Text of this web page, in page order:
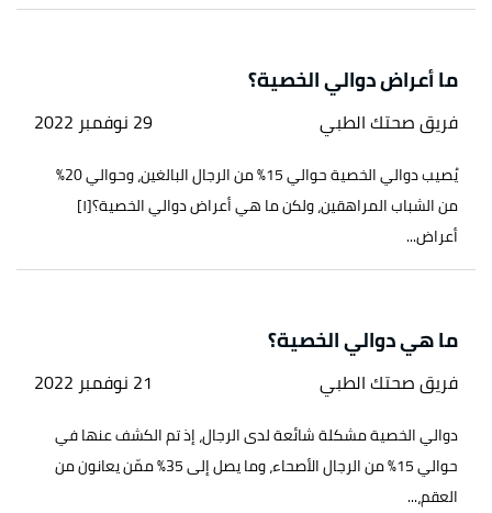
ما أعراض دوالي الخصية؟
فريق صحتك الطبي 29 نوفمبر 2022
يُصيب دوالي الخصية حوالي 15% من الرجال البالغين، وحوالي 20%
من الشباب المراهقين، ولكن ما هي أعراض دوالي الخصية؟[١]
أعراض...
ما هي دوالي الخصية؟
فريق صحتك الطبي 21 نوفمبر 2022
دوالي الخصية مشكلة شائعة لدى الرجال، إذ تم الكشف عنها في
حوالي 15% من الرجال الأصحاء، وما يصل إلى 35% ممّن يعانون من
العقم،...